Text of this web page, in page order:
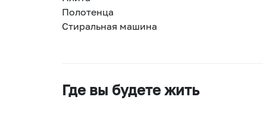
Полотенца
Стиральная машина
Где вы будете жить